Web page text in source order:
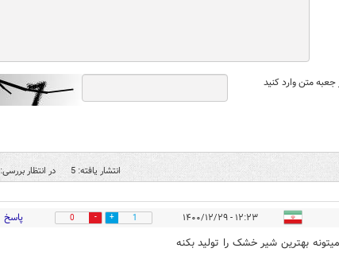
جعبه متن وارد کنید
انتشار یافته: 5 در انتظار بررسی: 0
۱۲:۲۳ - ۱۴۰۰/۱۲/۲۹ 1
0 پاسخ
میتونه بهترین شیر خشک را تولید بکنه